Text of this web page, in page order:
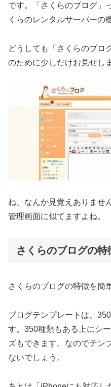
です。「さくらのブログ」
くらのレンタルサーバーの
どうしても「さくらのブロ
のために少しだけお見せし
ね、なんか見覚えありませ
管理画面に似てますよね。
さくらのブログの特
さくらのブログの特徴を簡
ブログテンプレートは、
す。350種類もある上にシ
ズもできます。なのでテン
ないでしょう。